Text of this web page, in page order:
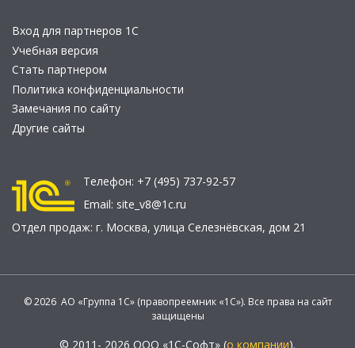
Вход для партнеров 1С
Учебная версия
Стать партнером
Политика конфиденциальности
Замечания по сайту
Другие сайты
Телефон: +7 (495) 737-92-57
Email: site_v8@1c.ru
Отдел продаж: г. Москва, улица Селезнёвская, дом 21
© 2026 АО «Группа 1С» (правопреемник «1С»). Все права на сайт
защищены
© 2011- 2026 ООО «1С-Софт» (о компании).